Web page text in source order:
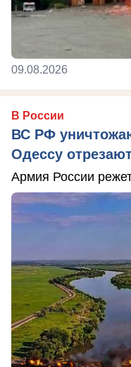
09.08.2026
В России
ВС РФ
Одессу
Армия России